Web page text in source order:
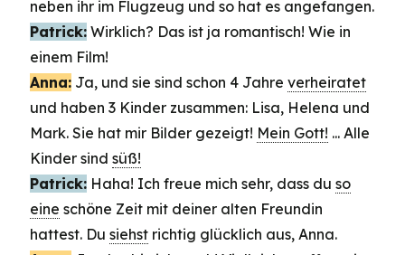
neben ihr im Flugzeug und so hat es angefangen.
Patrick: Wirklich? Das ist ja romantisch! Wie in
einem Film!
Anna: Ja, und sie sind schon 4 Jahre verheiratet
und haben 3 Kinder zusammen: Lisa, Helena und
Mark. Sie hat mir Bilder gezeigt! Mein Gott! ... Alle
Kinder sind süß!
Patrick: Haha! Ich freue mich sehr, dass du so
eine schöne Zeit mit deiner alten Freundin
hattest. Du siehst richtig glücklich aus, Anna.